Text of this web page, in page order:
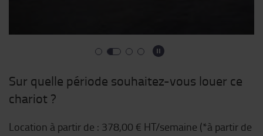
Sur quelle période souhaitez-vous louer ce
chariot ?
Location à partir de : 378,00 € HT/semaine (*à partir de